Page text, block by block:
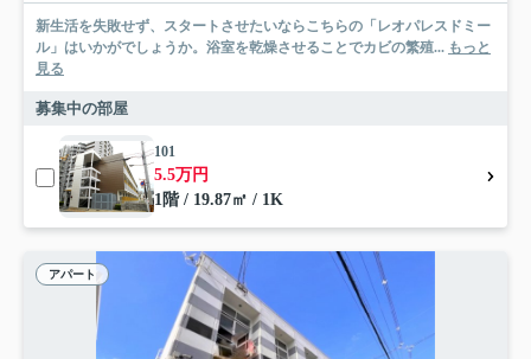
新生活を失敗せず、スタートさせたいならこちらの「レオパレスドミー
ル」はいかがでしょうか。浴室を乾燥させることでカビの繁殖... もっと
見る
募集中の部屋
101
5.5万円
1階 / 19.87㎡ / 1K
アパート